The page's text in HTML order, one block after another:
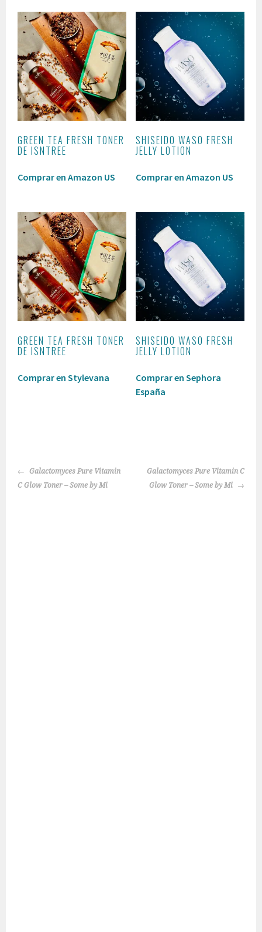
GREEN TEA FRESH TONER
DE ISNTREE
Comprar en Amazon US
SHISEIDO WASO FRESH
JELLY LOTION
Comprar en Amazon US
GREEN TEA FRESH TONER
DE ISNTREE
Comprar en Stylevana
SHISEIDO WASO FRESH
JELLY LOTION
Comprar en Sephora
España
NAVEGACIÓN
DE
Galactomyces Pure Vitamin
C Glow Toner – Some by Mi
Galactomyces Pure Vitamin C
Glow Toner – Some by Mi